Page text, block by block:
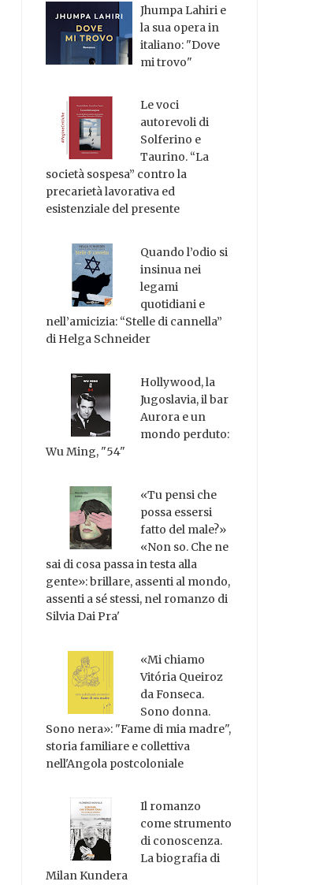
Jhumpa Lahiri e
la sua opera in
italiano: "Dove
mi trovo"
Le voci
autorevoli di
Solferino e
Taurino. “La
società sospesa” contro la
precarietà lavorativa ed
esistenziale del presente
Quando l’odio si
insinua nei
legami
quotidiani e
nell’amicizia: “Stelle di cannella”
di Helga Schneider
Hollywood, la
Jugoslavia, il bar
Aurora e un
mondo perduto:
Wu Ming, "54"
«Tu pensi che
possa essersi
fatto del male?»
«Non so. Che ne
sai di cosa passa in testa alla
gente»: brillare, assenti al mondo,
assenti a sé stessi, nel romanzo di
Silvia Dai Pra'
«Mi chiamo
Vitória Queiroz
da Fonseca.
Sono donna.
Sono nera»: "Fame di mia madre",
storia familiare e collettiva
nell'Angola postcoloniale
Il romanzo
come strumento
di conoscenza.
La biografia di
Milan Kundera